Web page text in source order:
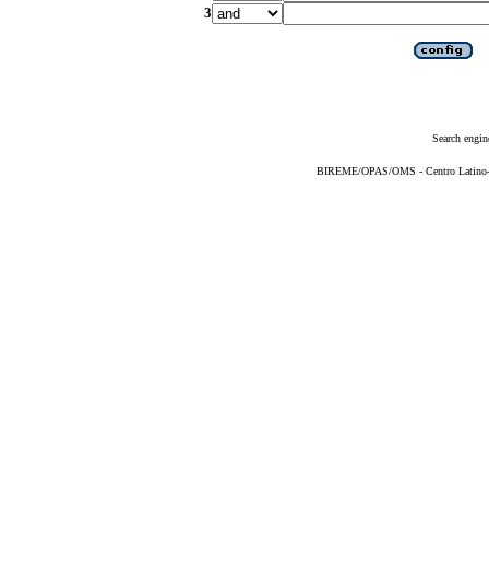
3
Search
BIREME/OPAS/OMS - Centro Latino-